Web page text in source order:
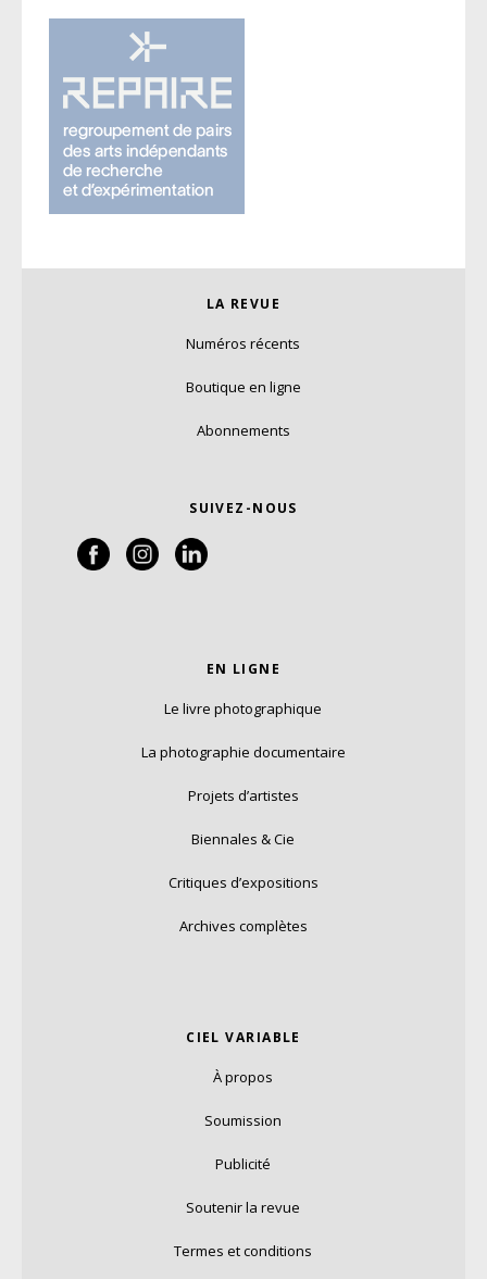
LA REVUE
Numéros récents
Boutique en ligne
Abonnements
SUIVEZ-NOUS
EN LIGNE
Le livre photographique
La photographie documentaire
Projets d’artistes
Biennales & Cie
Critiques d’expositions
Archives complètes
CIEL VARIABLE
À propos
Soumission
Publicité
Soutenir la revue
Termes et conditions